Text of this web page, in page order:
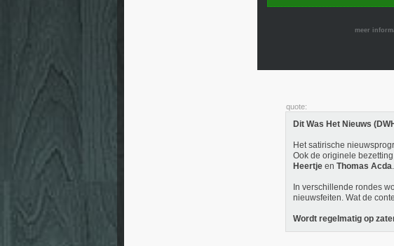
meer
quote:
Dit Was Het Nieuws
Het satirische
Ook de originele
Heertje en Thomas Acda.
In verschillende rondes
nieuwsfeiten. Wat de
Wordt regelmatig op